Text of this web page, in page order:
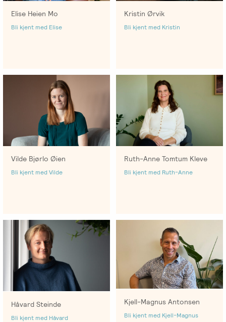
Elise Heien Mo
Bli kjent med Elise
Kristin Ørvik
Bli kjent med Kristin
Vilde Bjørlo Øien
Bli kjent med Vilde
Ruth-Anne Tomtum Kleve
Bli kjent med Ruth-Anne
Håvard Steinde
Bli kjent med Håvard
Kjell-Magnus Antonsen
Bli kjent med Kjell-Magnus